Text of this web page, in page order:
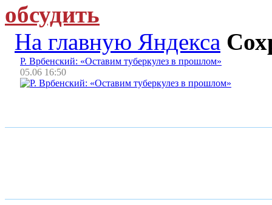
обсудить
На главную Яндекса
Р. Врбенский: «Оставим туберкулез в прошлом»
05.06 16:50